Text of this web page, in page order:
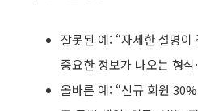
잘못된 예: “자세한 설명
중요한 정보가 나오는 형
올바른 예: “신규 회원